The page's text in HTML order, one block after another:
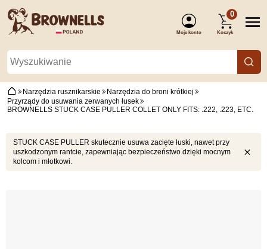
Moje konto
0
Koszyk
Narzędzia rusznikarskie
Narzędzia do broni krótkiej
Przyrządy do usuwania zerwanych łusek
BROWNELLS STUCK CASE PULLER COLLET ONLY FITS: .222, .223, ETC.
STUCK CASE PULLER skutecznie usuwa zacięte łuski, nawet przy
uszkodzonym rantcie, zapewniając bezpieczeństwo dzięki mocnym
kolcom i młotkowi.